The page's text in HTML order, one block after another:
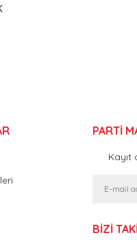
PARTİ
Kayıt
BİZİ